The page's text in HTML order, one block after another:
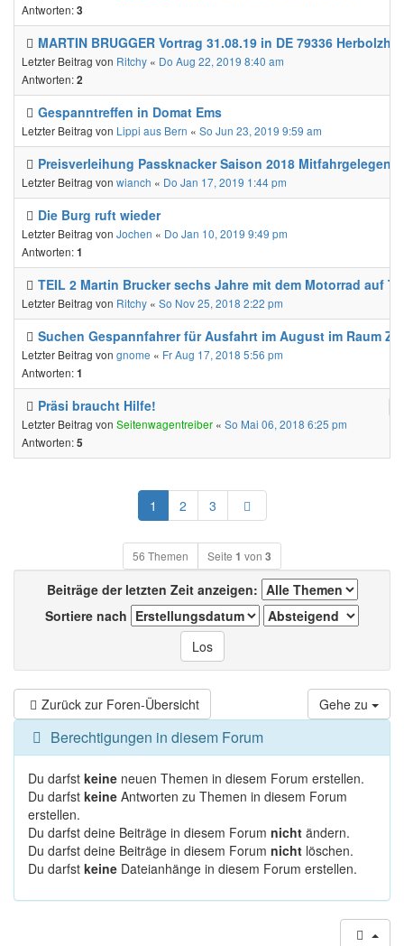
Antworten:3
MARTIN BRUGGER Vortrag 31.08.19 in DE 79336
Letzter Beitrag von Ritchy « Do Aug 22, 2019 8:40 am
Antworten:2
Gespanntreffen in Domat Ems
Letzter Beitrag von Lippi aus Bern « So Jun 23, 2019 9:59 am
Preisverleihung Passknacker Saison 2018
Letzter Beitrag von wianch « Do Jan 17, 2019 1:44 pm
Die Burg ruft wieder
Letzter Beitrag von Jochen « Do Jan 10, 2019 9:49 pm
Antworten:1
TEIL 2 Martin Brucker sechs Jahre mit dem Motorrad auf
Letzter Beitrag von Ritchy « So Nov 25, 2018 2:22 pm
Suchen Gespannfahrer für Ausfahrt im August im Raum ZH
Letzter Beitrag von gnome « Fr Aug 17, 2018 5:56 pm
Antworten:1
Präsi braucht Hilfe!
Letzter Beitrag von Seitenwagentreiber « So Mai 06, 2018 6:25 pm
Antworten:5
1 2 3 Nächste
56 Themen Seite 1 von 3
Beiträge der letzten Zeit anzeigen:
Sortiere nach
Zurück zur Foren-Übersicht Gehe zu
Berechtigungen in diesem Forum
Du darfst keine neuen Themen in diesem Forum erstellen.
Du darfst keine Antworten zu Themen in diesem Forum
erstellen.
Du darfst deine Beiträge in diesem Forum nicht ändern.
Du darfst deine Beiträge in diesem Forum nicht löschen.
Du darfst keine Dateianhänge in diesem Forum erstellen.